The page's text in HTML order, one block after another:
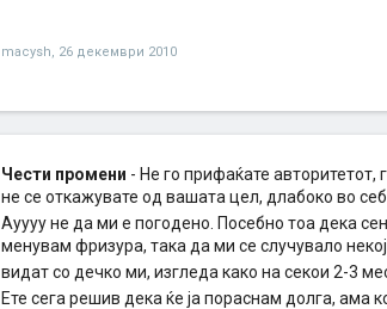
macysh, 26 декември 2010
Чести промени - Не го прифаќате авторитетот,
не се откажувате од вашата цел, длабоко во
Ауууу не да ми е погодено. Посебно тоа дека
менувам фризура, така да ми се случувало
видат со дечко ми, изгледа како на секои 2-3
Ете сега решив дека ќе ја пораснам долга, ама